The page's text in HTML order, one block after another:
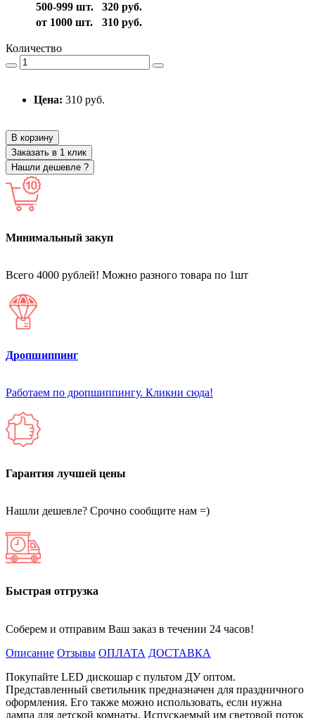
500-999 шт.
320 руб.
от 1000 шт.
310 руб.
Количество
Цена: 310 руб.
В корзину
Заказать в 1 клик
Нашли дешевле ?
Минимальный закуп
Всего 4000 рублей! Можно разного товара по 1шт
Дропшиппинг
Работаем по дропшиппингу. Кликни сюда!
Гарантия лучшей цены
Нашли дешевле? Срочно сообщите нам =)
Быстрая отгрузка
Соберем и отправим Ваш заказ в течении 24 часов!
Описание Отзывы ОПЛАТА ДОСТАВКА
Покупайте LED дискошар с пультом ДУ оптом.
Представленный светильник предназначен для праздничного
оформления. Его также можно использовать, если нужна
лампа для детской комнаты. Испускаемый им световой поток